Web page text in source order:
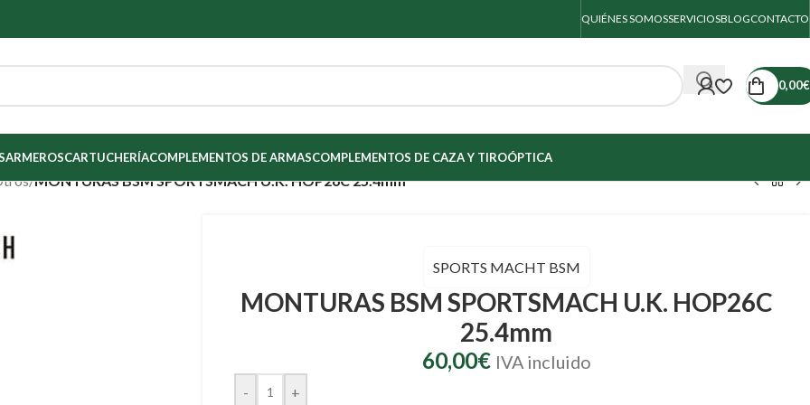
QUIÉNES SOMOSSERVICIOSBLOGCONTACTO
0,00€
ARMEROSCARTUCHERÍACOMPLEMENTOS DE ARMASCOMPLEMENTOS DE CAZA Y TIROÓPTICA
/MONTURAS BSM SPORTSMACH U.K. HOP26C 25.4mm
SPORTS MACHT BSM
MONTURAS BSM SPORTSMACH U.K. HOP26C
25.4mm
60,00€ IVA incluido
- +